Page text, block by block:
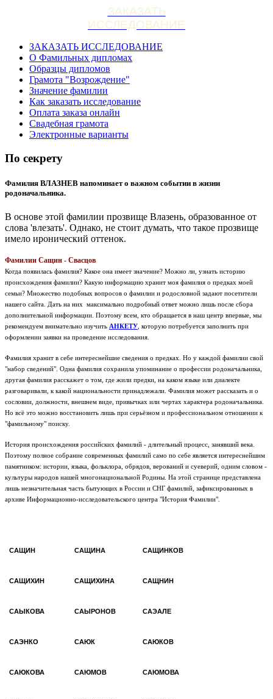
ЗАКАЗАТЬ
ИССЛЕДОВАНИЕ
ЗАКАЗАТЬ ИССЛЕДОВАНИЕ
О Фамильных дипломах
Образцы дипломов
Грамота "Возрождение"
Значение фамилии
Как заказать исследование
Оплата заказа онлайн
Свадебная грамота
Электронные варианты
По секрету
Фамилия ВЛАЗНЕВ напоминает о важном событии в жизни
родоначальника.
В основе этой фамилии прозвище Влазень, образованное от
слова 'влезать'. Однако, не стоит думать, что такое прозвище
имело иронический оттенок.
Фамилии Сащин - Свасцов
Когда появилась фамилия? Какое она имеет значение? Можно ли, узнать историю
происхождения фамилии? Какую информацию хранит моя фамилия о предках моей
семьи? Множество подобных вопросов о фамилии и родословной задают посетители
нашего сайта. Дать на них максимально подробный ответ можно лишь после сбора
дополнительной информации. Поэтому всем, кто обращается в наш центр впервые, мы
рекомендуем внимательно изучить АНКЕТУ , которую потребуется заполнить при
оформлении заявки на проведение исследования.
Фамилия хранит в себе интереснейшие сведения о предках. Но у каждой фамилии свой
"набор сведений". Одна фамилия сохранила упоминание о профессии родоначальника,
другая фамилия расскажет о том, где жили предки, на каком языке или диалекте
разговаривали, к какой национальности принадлежали. Фамилия может рассказать и о
сословии, должности, внешнем виде, привычках или чертах характера родоначальника.
Но всё это можно восстановить лишь при серьёзном и профессиональном отношении к
"фамильному" поиску.
История происхождения российских фамилий - длительный процесс, занявший века.
Поэтому полное собрание современных фамилий само по себе является интереснейшим
памятником: истории, языка, фольклора, обрядов, верований и суеверий, одним словом -
культуры народов нашей многонациональной Родины. На этой странице представлена
лишь незначительная часть бытующих в России и СНГ фамилий, зафиксированных в
архиве Информационно-исследовательского центра "История Фамилии".
САЩИН САЩИНА САЩИНКОВ
САЩИХИН САЩИХИНА САЩНИН
САЫКОВА САЫРОНОВ САЭАЛЕ
САЭНКО САЮК САЮКОВ
САЮКОВА САЮМОВ САЮМОВА